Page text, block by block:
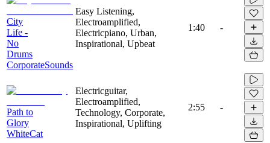
City
Life -
No
Drums
CorporateSounds
Easy Listening,
Electroamplified,
Electricpiano, Urban,
Inspirational, Upbeat
1:40 -
Path to
Glory
WhiteCat
Electricguitar,
Electroamplified,
Technology, Corporate,
Inspirational, Uplifting
2:55 -